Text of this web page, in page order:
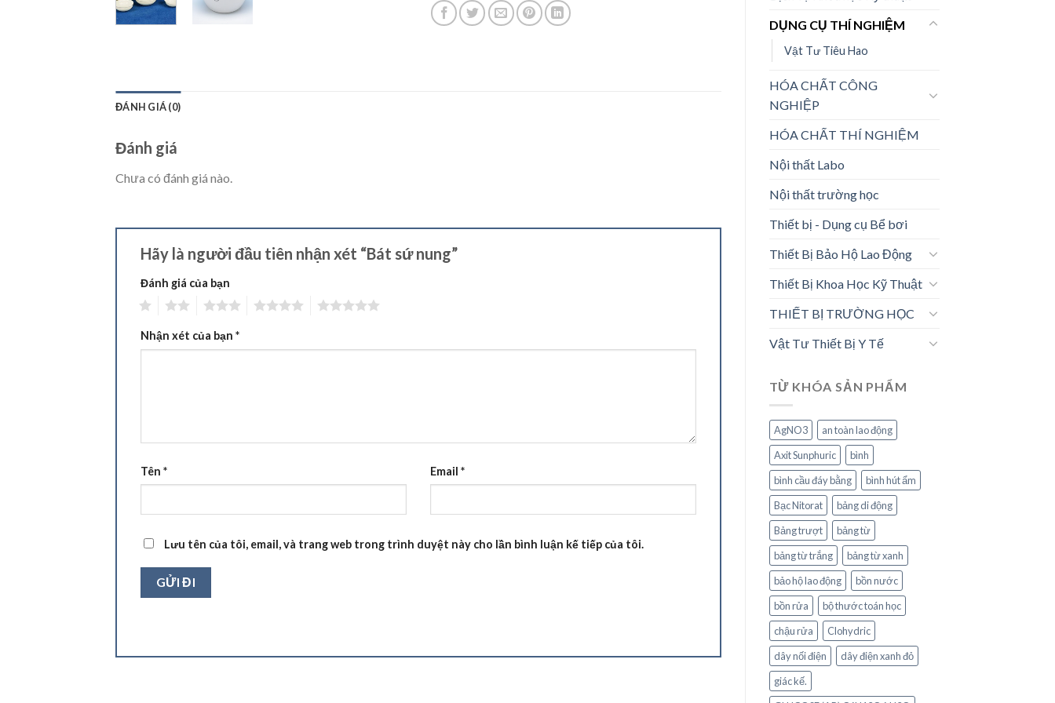
DỤNG CỤ THÍ NGHIỆM
Vật Tư Tiêu Hao
HÓA CHẤT CÔNG
NGHIỆP
HÓA CHẤT THÍ NGHIỆM
Nội thất Labo
Nội thất trường học
Thiết bị - Dụng cụ Bể bơi
Thiết Bị Bảo Hộ Lao Động
Thiết Bị Khoa Học Kỹ Thuật
THIẾT BỊ TRƯỜNG HỌC
Vật Tư Thiết Bị Y Tế
TỪ KHÓA SẢN PHẨM
AgNO3
an toàn lao động
Axit Sunphuric
bình
bình cầu đáy bằng
bình hút ẩm
Bạc Nitorat
bảng di động
Bảng trượt
bảng từ
bảng từ trắng
bảng từ xanh
bảo hộ lao động
bồn nước
bồn rửa
bộ thước toán học
chậu rửa
Clohydric
dây nối điện
dây điện xanh đỏ
giác kế.
ĐÁNH GIÁ (0)
Đánh giá
Chưa có đánh giá nào.
Hãy là người đầu tiên nhận xét “Bát sứ nung”
Đánh giá của bạn
Nhận xét của bạn *
Tên * Email *
Lưu tên của tôi, email, và trang web trong trình duyệt này cho lần bình luận kế tiếp của tôi.